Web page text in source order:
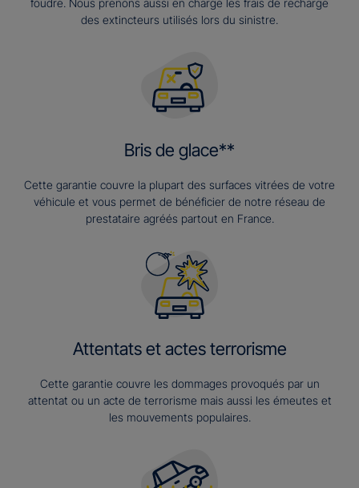
foudre. Nous prenons aussi en charge les frais de recharge
des extincteurs utilisés lors du sinistre.
Bris de glace**
Cette garantie couvre la plupart des surfaces vitrées de votre
véhicule et vous permet de bénéficier de notre réseau de
prestataire agréés partout en France.
Attentats et actes terrorisme
Cette garantie couvre les dommages provoqués par un
attentat ou un acte de terrorisme mais aussi les émeutes et
les mouvements populaires.